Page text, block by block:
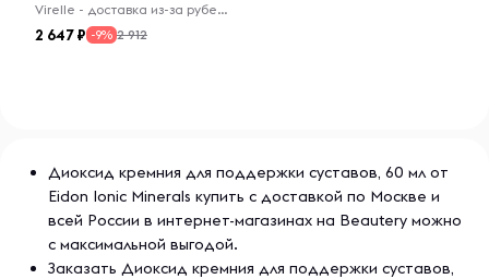
Virelle - доставка из-за рубежа
2 647 -9% 2 912
Диоксид кремния для поддержки суставов, 60 мл от
Eidon Ionic Minerals купить с доставкой по Москве и
всей России в интернет-магазинах на Beautery можно
с максимальной выгодой.
Заказать Диоксид кремния для поддержки суставов,